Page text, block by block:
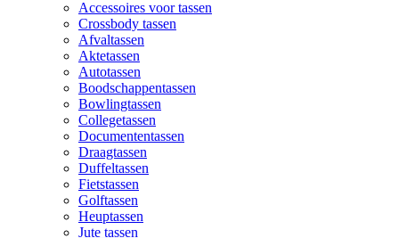
Accessoires voor tassen
Crossbody tassen
Afvaltassen
Aktetassen
Autotassen
Boodschappentassen
Bowlingtassen
Collegetassen
Documententassen
Draagtassen
Duffeltassen
Fietstassen
Golftassen
Heuptassen
Jute tassen